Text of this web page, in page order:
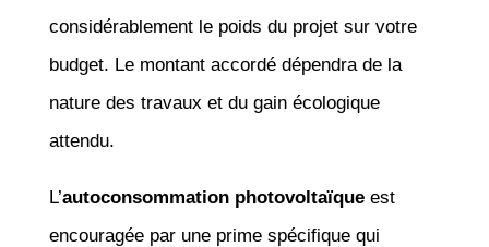
considérablement le poids du projet sur votre
budget. Le montant accordé dépendra de la
nature des travaux et du gain écologique
attendu.
L’autoconsommation photovoltaïqueest
encouragée par une prime spécifique qui